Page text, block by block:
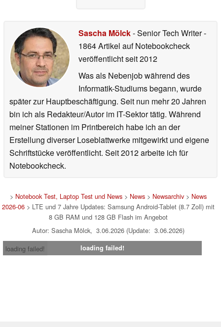
Sascha Mölck- Senior Tech Writer-
1864 Artikel auf Notebookcheck
veröffentlichtseit 2012
Was als Nebenjob während des
Informatik-Studiums begann, wurde
später zur Hauptbeschäftigung. Seit nun mehr 20 Jahren
bin ich als Redakteur/Autor im IT-Sektor tätig. Während
meiner Stationen im Printbereich habe ich an der
Erstellung diverser Loseblattwerke mitgewirkt und eigene
Schriftstücke veröffentlicht. Seit 2012 arbeite ich für
Notebookcheck.
> Notebook Test, Laptop Test und News> News> Newsarchiv> News
2026-06> LTE und 7 Jahre Updates: Samsung Android-Tablet (8.7 Zoll) mit
8 GB RAM und 128 GB Flash im Angebot
Autor: Sascha Mölck, 3.06.2026 (Update: 3.06.2026)
loading failed!
loading failed!